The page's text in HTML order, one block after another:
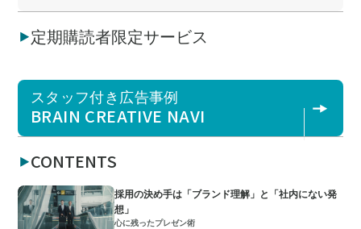
定期購読者限定サービス
スタッフ付き広告事例
BRAIN CREATIVE NAVI
CONTENTS
採用の決め手は「ブランド理解」と「社内にない発
想」
心に残ったプレゼン術